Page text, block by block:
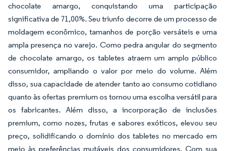
chocolate amargo, conquistando uma participação
significativa de 71,00%. Seu triunfo decorre de um processo de
moldagem econômico, tamanhos de porção versáteis e uma
ampla presença no varejo. Como pedra angular do segmento
de chocolate amargo, os tabletes atraem um amplo público
consumidor, ampliando o valor por meio do volume. Além
disso, sua capacidade de atender tanto ao consumo cotidiano
quanto às ofertas premium os tornou uma escolha versátil para
os fabricantes. Além disso, a incorporação de inclusões
premium, como nozes, frutas e sabores exóticos, elevou seu
preço, solidificando o domínio dos tabletes no mercado em
meio às preferências mutáveis dos consumidores. Com sua